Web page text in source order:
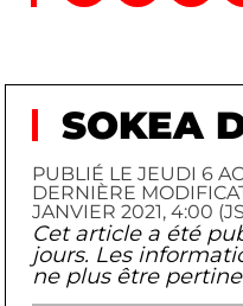
SOKEA
PUBLIÉ LE JEUDI 6
DERNIÈRE
JANVIER 2021, 4:00
Cet article a été
jours. Les
ne plus être